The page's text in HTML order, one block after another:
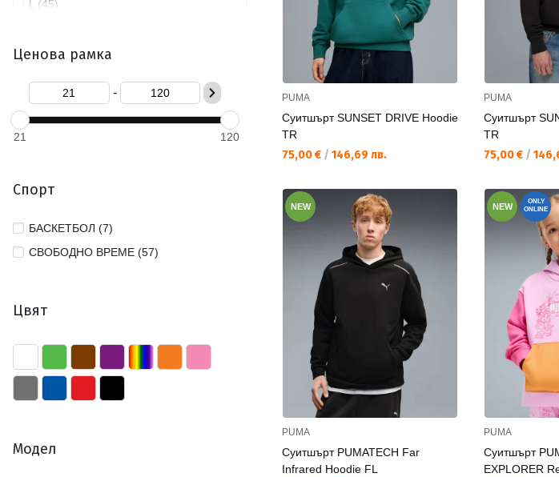
L (45)
S (44)
XS (13)
XXL (34)
Ценова рамка
-
21 120
Спорт
БАСКЕТБОЛ (7)
СВОБОДНО ВРЕМЕ (57)
Цвят
Модел
PUMA
Суитшърт SUNSET DRIVE Hoodie
TR
Текуща цена:
75,00 € / 146,69 лв.
PUMA
Суитшърт
TR
Текуща цена:
75,00 € /
NEW
PUMA
Суитшърт PUMATECH Far
Infrared Hoodie FL
NEW
ONLY
ONLINE
PUMA
Суитшърт
EXPLORER